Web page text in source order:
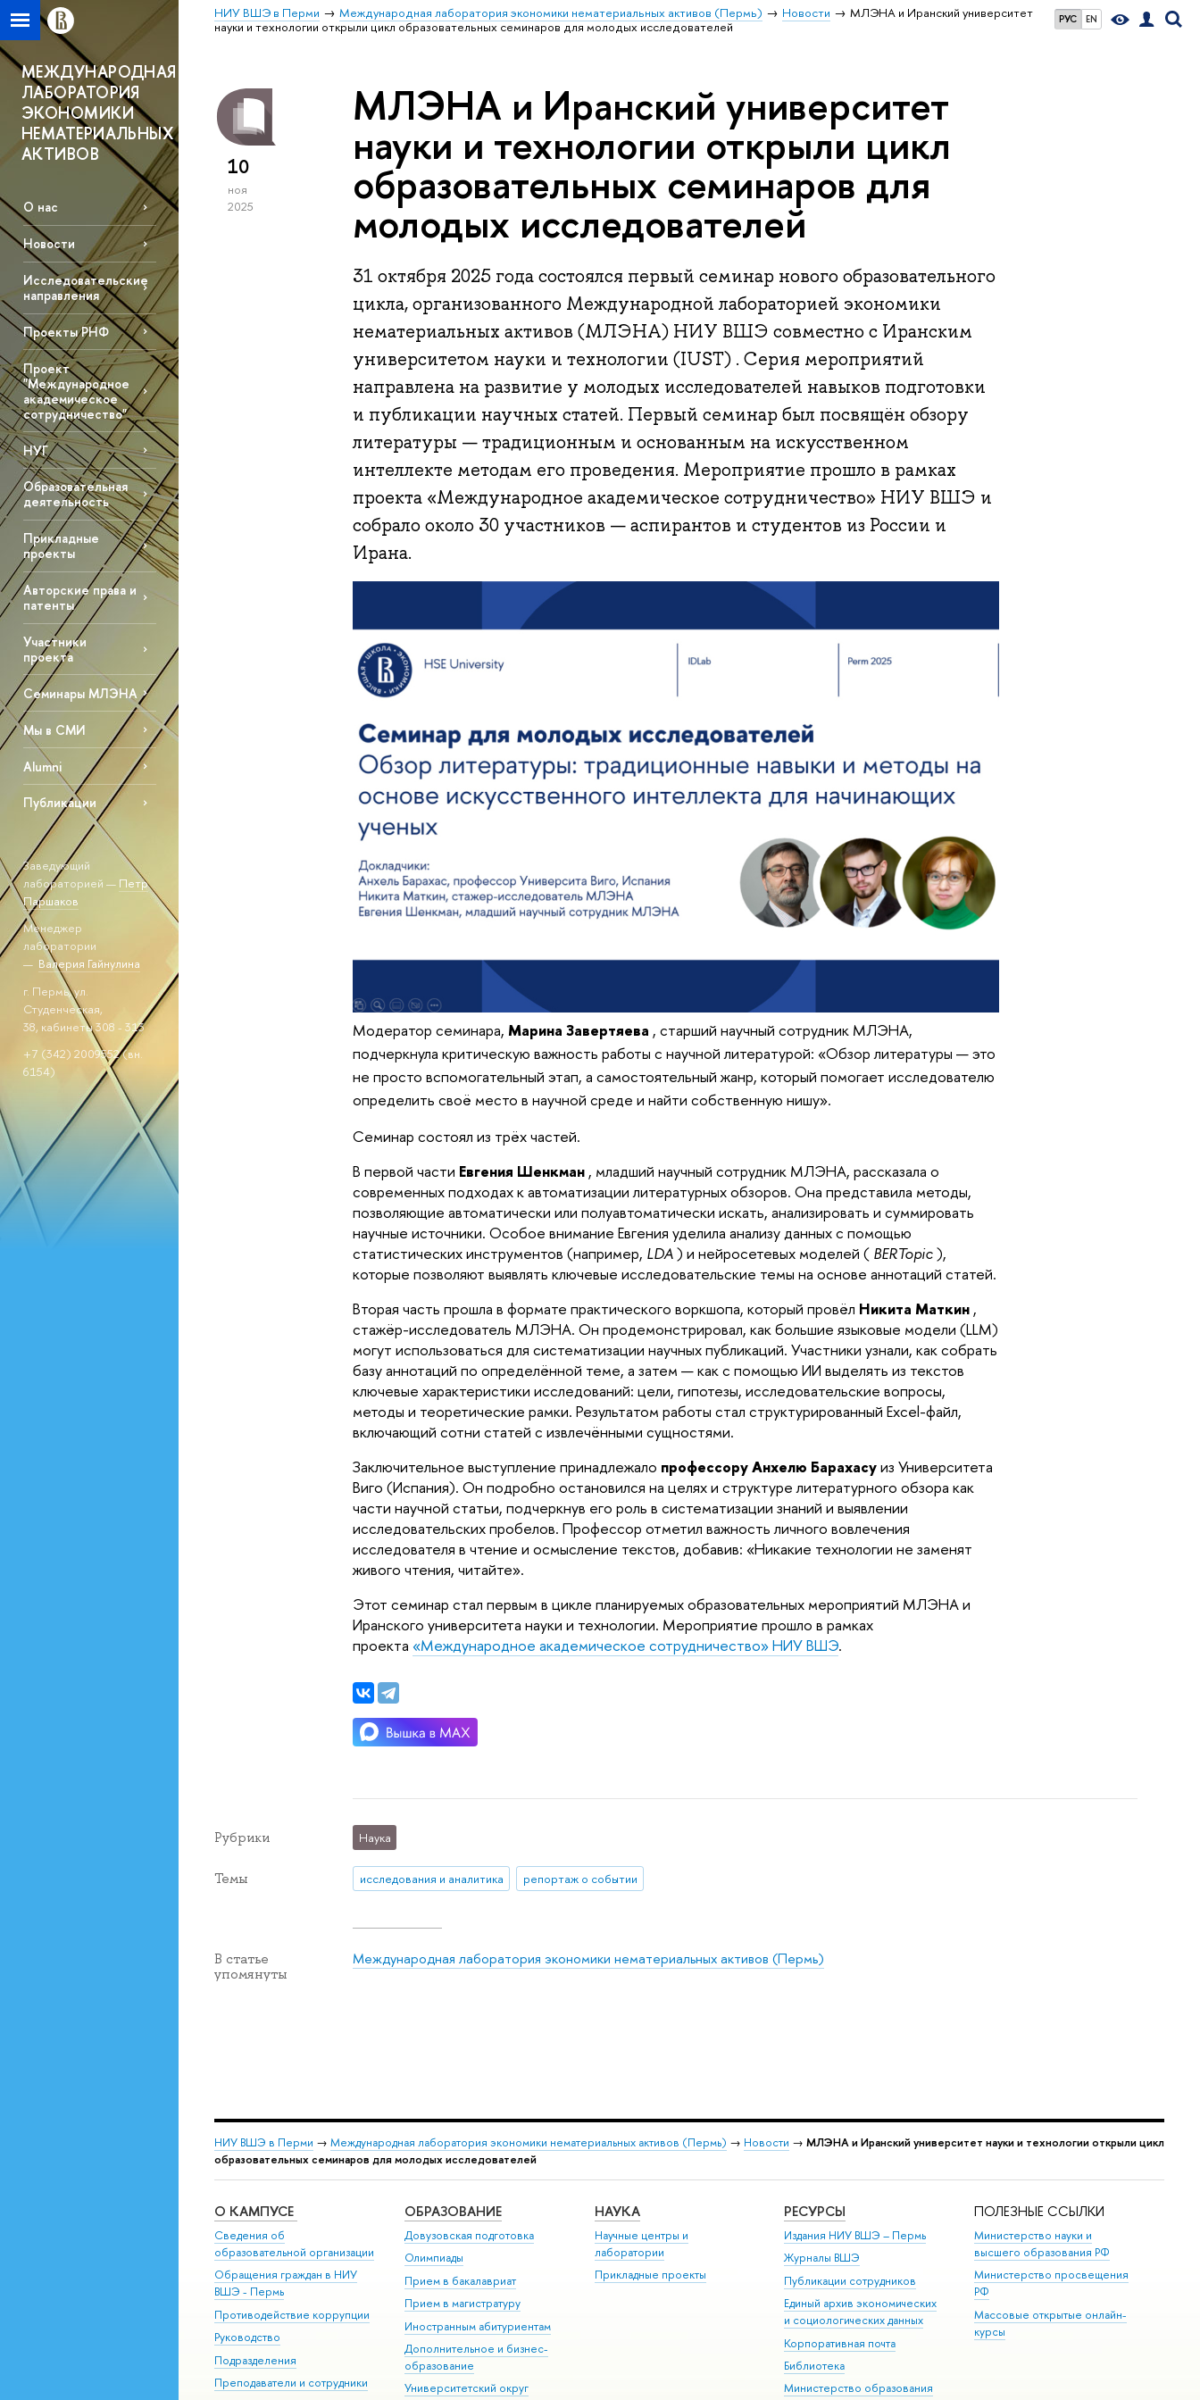
РУС EN
НИУ ВШЭ в Перми Международная лаборатория экономики нематериальных активов (Пермь) Новости
МЛЭНА и Иранский университет
науки и технологии открыли цикл образовательных семинаров для молодых исследователей
МЕЖДУНАРОДНАЯ
ЛАБОРАТОРИЯ
ЭКОНОМИКИ
НЕМАТЕРИАЛЬНЫХ
АКТИВОВ
О нас
Новости
Исследовательские
направления
Проекты РНФ
Проект
"Международное
академическое
сотрудничество"
НУГ
Образовательная
деятельность
Прикладные
проекты
Авторские права и
патенты
Участники
проекта
Семинары МЛЭНА
Мы в СМИ
Alumni
Публикации
Заведующий
лабораторией — Петр
Паршаков
Менеджер
лаборатории
— Валерия Гайнулина
г. Пермь, ул.
Студенческая,
38, кабинеты 308 - 313
+7 (342) 2009552 (вн.
6154)
10
ноя
2025
МЛЭНА и Иранский университет
науки и технологии открыли цикл
образовательных семинаров для
молодых исследователей
31 октября 2025 года состоялся первый семинар нового образовательного
цикла, организованного Международной лабораторией экономики
нематериальных активов (МЛЭНА) НИУ ВШЭ совместно с Иранским
университетом науки и технологии (IUST) . Серия мероприятий
направлена на развитие у молодых исследователей навыков подготовки
и публикации научных статей. Первый семинар был посвящён обзору
литературы — традиционным и основанным на искусственном
интеллекте методам его проведения. Мероприятие прошло в рамках
проекта «Международное академическое сотрудничество» НИУ ВШЭ и
собрало около 30 участников — аспирантов и студентов из России и
Ирана.
Модератор семинара, Марина Завертяева , старший научный сотрудник МЛЭНА,
подчеркнула критическую важность работы с научной литературой: «Обзор литературы — это
не просто вспомогательный этап, а самостоятельный жанр, который помогает исследователю
определить своё место в научной среде и найти собственную нишу».
Семинар состоял из трёх частей.
В первой части Евгения Шенкман , младший научный сотрудник МЛЭНА, рассказала о
современных подходах к автоматизации литературных обзоров. Она представила методы,
позволяющие автоматически или полуавтоматически искать, анализировать и суммировать
научные источники. Особое внимание Евгения уделила анализу данных с помощью
статистических инструментов (например, LDA) и нейросетевых моделей ( BERTopic),
которые позволяют выявлять ключевые исследовательские темы на основе аннотаций статей.
Вторая часть прошла в формате практического воркшопа, который провёл Никита Маткин ,
стажёр-исследователь МЛЭНА. Он продемонстрировал, как большие языковые модели (LLM)
могут использоваться для систематизации научных публикаций. Участники узнали, как собрать
базу аннотаций по определённой теме, а затем — как с помощью ИИ выделять из текстов
ключевые характеристики исследований: цели, гипотезы, исследовательские вопросы,
методы и теоретические рамки. Результатом работы стал структурированный Excel-файл,
включающий сотни статей с извлечёнными сущностями.
Заключительное выступление принадлежало профессору Анхелю Барахасуиз Университета
Виго (Испания). Он подробно остановился на целях и структуре литературного обзора как
части научной статьи, подчеркнув его роль в систематизации знаний и выявлении
исследовательских пробелов. Профессор отметил важность личного вовлечения
исследователя в чтение и осмысление текстов, добавив: «Никакие технологии не заменят
живого чтения, читайте».
Этот семинар стал первым в цикле планируемых образовательных мероприятий МЛЭНА и
Иранского университета науки и технологии. Мероприятие прошло в рамках
проекта «Международное академическое сотрудничество» НИУ ВШЭ.
Рубрики Наука
Темы исследования и аналитика репортаж о событии
В статье
упомянуты
Международная лаборатория экономики нематериальных активов (Пермь)
НИУ ВШЭ в Перми → Международная лаборатория экономики нематериальных активов (Пермь) → Новости → МЛЭНА и Иранский университет науки и технологии открыли цикл
образовательных семинаров для молодых исследователей
О КАМПУСЕ
Сведения об
образовательной организации
Обращения граждан в НИУ
ВШЭ - Пермь
Противодействие коррупции
Руководство
Подразделения
Преподаватели и сотрудники
ОБРАЗОВАНИЕ
Довузовская подготовка
Олимпиады
Прием в бакалавриат
Прием в магистратуру
Иностранным абитуриентам
Дополнительное и бизнес-
образование
Университетский округ
НАУКА
Научные центры и
лаборатории
Прикладные проекты
РЕСУРСЫ
Издания НИУ ВШЭ ­– Пермь
Журналы ВШЭ
Публикации сотрудников
Единый архив экономических
и социологических данных
Корпоративная почта
Библиотека
Министерство образования
ПОЛЕЗНЫЕ ССЫЛКИ
Министерство науки и
высшего образования РФ
Министерство просвещения
РФ
Массовые открытые онлайн-
курсы